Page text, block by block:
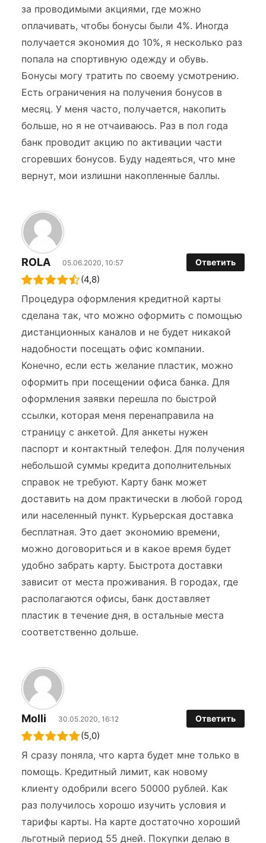
за проводимыми акциями, где можно
оплачивать, чтобы бонусы были 4%. Иногда
получается экономия до 10%, я несколько раз
попала на спортивную одежду и обувь.
Бонусы могу тратить по своему усмотрению.
Есть ограничения на получения бонусов в
месяц. У меня часто, получается, накопить
больше, но я не отчаиваюсь. Раз в пол года
банк проводит акцию по активации части
сгоревших бонусов. Буду надеяться, что мне
вернут, мои излишни накопленные баллы.
ROLA 05.06.2020, 10:57 Ответить
(4,8)
Процедура оформления кредитной карты
сделана так, что можно оформить с помощью
дистанционных каналов и не будет никакой
надобности посещать офис компании.
Конечно, если есть желание пластик, можно
оформить при посещении офиса банка. Для
оформления заявки перешла по быстрой
ссылки, которая меня перенаправила на
страницу с анкетой. Для анкеты нужен
паспорт и контактный телефон. Для получения
небольшой суммы кредита дополнительных
справок не требуют. Карту банк может
доставить на дом практически в любой город
или населенный пункт. Курьерская доставка
бесплатная. Это дает экономию времени,
можно договориться и в какое время будет
удобно забрать карту. Быстрота доставки
зависит от места проживания. В городах, где
располагаются офисы, банк доставляет
пластик в течение дня, в остальные места
соответственно дольше.
Molli 30.05.2020, 16:12 Ответить
(5,0)
Я сразу поняла, что карта будет мне только в
помощь. Кредитный лимит, как новому
клиенту одобрили всего 50000 рублей. Как
раз получилось хорошо изучить условия и
тарифы карты. На карте достаточно хороший
льготный период 55 дней. Покупки делаю в